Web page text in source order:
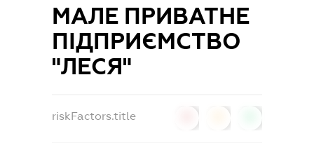
МАЛЕ ПРИВАТНЕ
ПІДПРИЄМСТВО
"ЛЕСЯ"
riskFactors.title